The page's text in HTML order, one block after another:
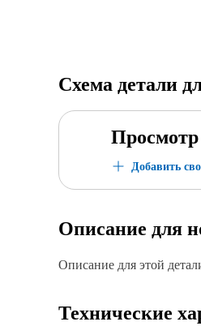
Схема детали
Просмотр
Добавить
Описание для
Описание для этой
Технические